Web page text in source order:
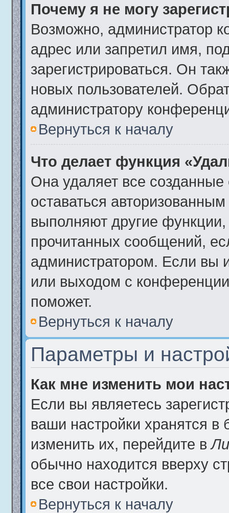
Почему я не могу
Возможно, администратор
адрес или запретил имя,
зарегистрироваться. Он
новых пользователей.
администратору
Вернуться к началу
Что делает функция
Она удаляет все
оставаться
выполняют другие функции,
прочитанных сообщений,
администратором. Если вы
или выходом с
поможет.
Вернуться к началу
Параметры и
Как мне изменить мои
Если вы являетесь
ваши настройки хранятся
изменить их, перейдите в
обычно находится вверху
все свои настройки.
Вернуться к началу